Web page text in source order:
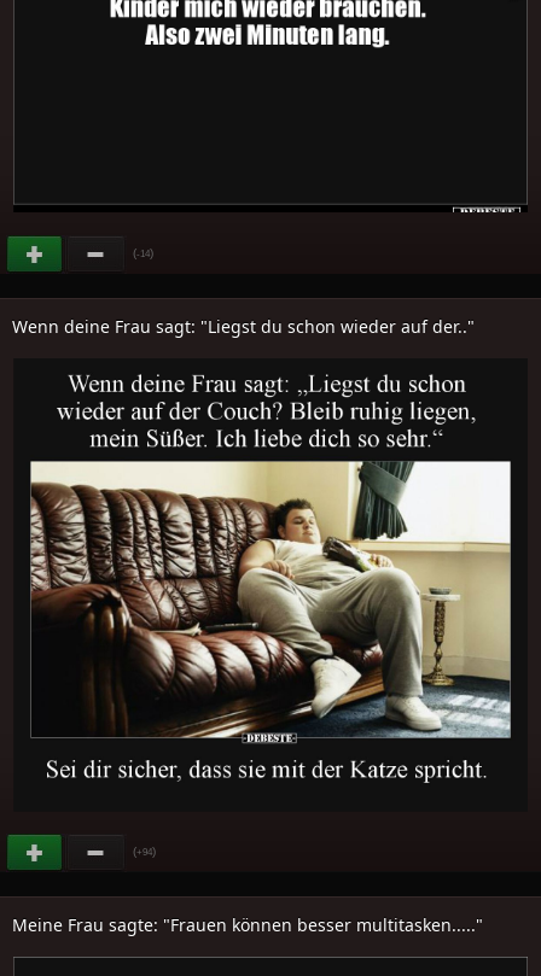
(-14)
Wenn deine Frau sagt: "Liegst du schon wieder auf der.."
(+94)
Meine Frau sagte: "Frauen können besser multitasken....."